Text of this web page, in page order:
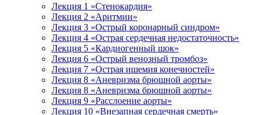
Лекция 1 «Стенокардия»
Лекция 2 «Аритмии»
Лекция 3 «Острый коронарный синдром»
Лекция 4 «Острая сердечная недостаточность»
Лекция 5 «Кардиогенный шок»
Лекция 6 «Острый венозный тромбоз»
Лекция 7 «Острая ишемия конечностей»
Лекция 8 «Аневризма брюшной аорты»
Лекция 8 «Аневризма брюшной аорты»
Лекция 9 «Расслоение аорты»
Лекция 10 «Внезапная сердечная смерть»